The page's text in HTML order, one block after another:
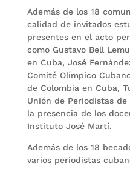
Además de los 18
calidad de invitados
presentes en el acto
como Gustavo Bell
en Cuba, José
Comité Olímpico
de Colombia en Cuba,
Unión de Periodistas
la presencia de los
Instituto José Martí.
Además de los 18
varios periodistas